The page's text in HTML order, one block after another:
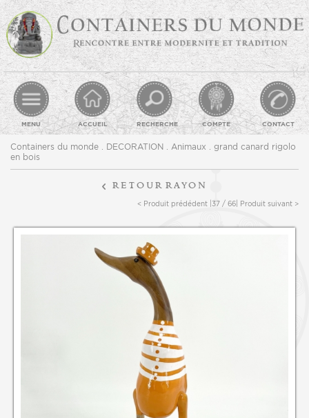
MENU ACCUEIL RECHERCHE COMPTE CONTACT
Containers du monde . DECORATION . Animaux . grand canard rigolo
en bois
retour rayon
< Produit prédédent | 37 / 66 | Produit suivant >